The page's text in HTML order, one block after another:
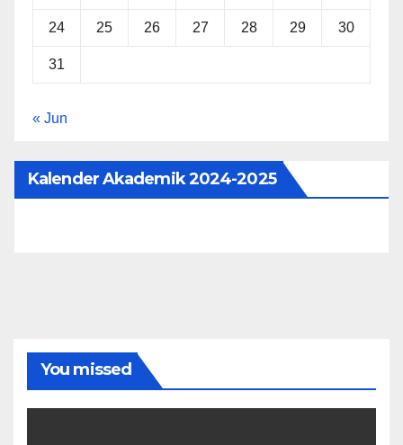
24 25 26 27 28 29 30
31
« Jun
Kalender Akademik 2024-2025
You missed